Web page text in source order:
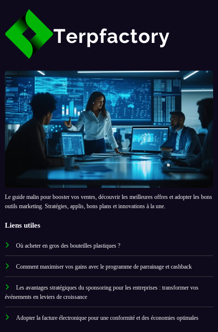
Le guide malin pour booster vos ventes, découvrir les meilleures offres et adopter les bons
outils marketing. Stratégies, applis, bons plans et innovations à la une.
Liens utiles
Où acheter en gros des bouteilles plastiques ?
Comment maximiser vos gains avec le programme de parrainage et cashback
Les avantages stratégiques du sponsoring pour les entreprises : transformer vos
événements en leviers de croissance
Adopter la facture électronique pour une conformité et des économies optimales